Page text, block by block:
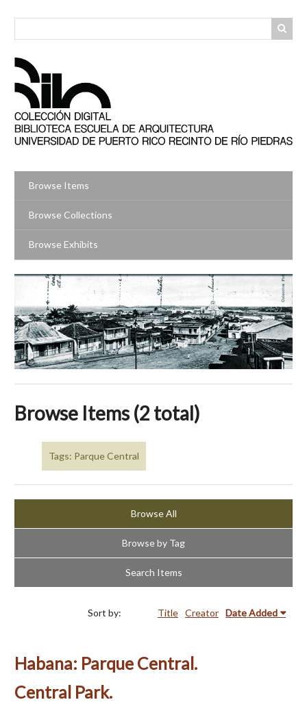
Browse Items
Browse Collections
Browse Exhibits
Browse Items (2 total)
Tags: Parque Central
Browse All
Browse by Tag
Search Items
Sort by: Title Creator Date Added
Habana: Parque Central.
Central Park.